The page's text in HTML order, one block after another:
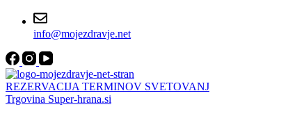
info@mojezdravje.net
REZERVACIJA TERMINOV SVETOVANJ
Trgovina Super-hrana.si